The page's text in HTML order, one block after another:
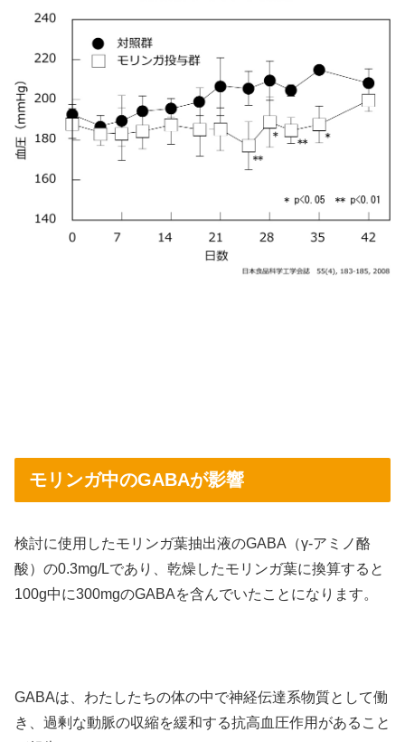
モリンガ中のGABAが影響
検討に使用したモリンガ葉抽出液のGABA（γ-アミノ酪
酸）の0.3mg/Lであり、乾燥したモリンガ葉に換算すると
100g中に300mgのGABAを含んでいたことになります。
GABAは、わたしたちの体の中で神経伝達系物質として働
き、過剰な動脈の収縮を緩和する抗高血圧作用があること